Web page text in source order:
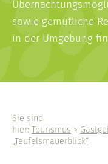
sowie gemütliche
in der Umgebung
Sie sind
hier: Tourismus >
„Teufelsmauerblick“